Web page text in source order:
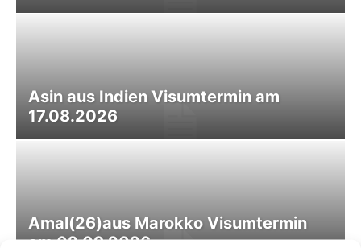
Asin aus Indien Visumtermin am
17.08.2026
Amal(26)aus Marokko Visumtermin
am 02.09.2026